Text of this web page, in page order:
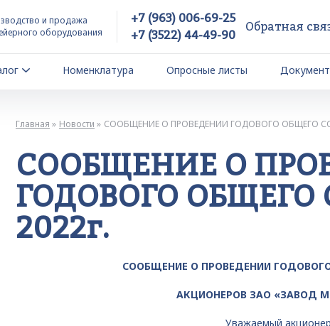
и продажа
оборудования
+7 (963) 006-69-25
+7 (3522) 44-49-90
Обратная
Номенклатура Опросные листы
Главная Новости СООБЩЕНИЕ О ПРОВЕДЕНИИ ГОДОВОГО ОБЩЕГО
СООБЩЕНИЕ О
ГОДОВОГО ОБЩЕГО
2022г.
СООБЩЕНИЕ О ПРОВЕДЕНИИ
АКЦИОНЕРОВ ЗАО «ЗАВОД
Уважаемый